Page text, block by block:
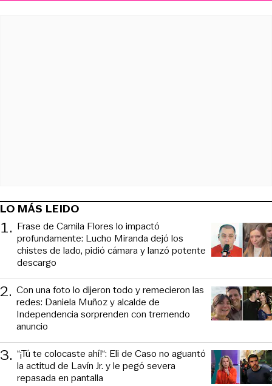
LO MÁS LEIDO
1. Frase de Camila Flores lo impactó
profundamente: Lucho Miranda dejó los
chistes de lado, pidió cámara y lanzó potente
descargo
2. Con una foto lo dijeron todo y remecieron las
redes: Daniela Muñoz y alcalde de
Independencia sorprenden con tremendo
anuncio
3. “¡Tú te colocaste ahí!“: Eli de Caso no aguantó
la actitud de Lavín Jr. y le pegó severa
repasada en pantalla